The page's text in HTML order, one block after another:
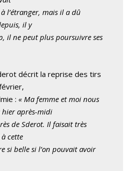
l’étranger, mais il a dû
il y
il ne peut plus poursuivre ses
décrit la reprise des tirs
:« Ma femme et moi nous
hier après-midi
de Sderot. Il faisait très
cette
si belle si l’on pouvait avoir